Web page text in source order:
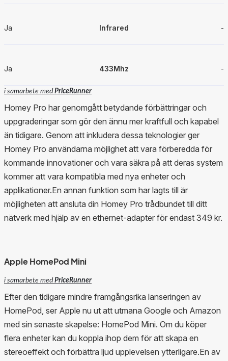
Ja Infrared -
Ja 433Mhz -
i samarbete medPriceRunner
Homey Pro har genomgått betydande förbättringar och
uppgraderingar som gör den ännu mer kraftfull och kapabel
än tidigare. Genom att inkludera dessa teknologier ger
Homey Pro användarna möjlighet att vara förberedda för
kommande innovationer och vara säkra på att deras system
kommer att vara kompatibla med nya enheter och
applikationer.En annan funktion som har lagts till är
möjligheten att ansluta din Homey Pro trådbundet till ditt
nätverk med hjälp av en ethernet-adapter för endast 349 kr.
Apple HomePod Mini
i samarbete medPriceRunner
Efter den tidigare mindre framgångsrika lanseringen av
HomePod, ser Apple nu ut att utmana Google och Amazon
med sin senaste skapelse: HomePod Mini. Om du köper
flera enheter kan du koppla ihop dem för att skapa en
stereoeffekt och förbättra ljud upplevelsen ytterligare.En av